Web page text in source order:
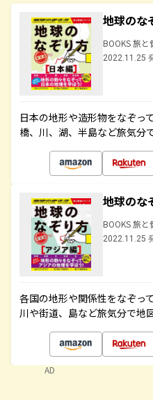
地球の
BOOKS 旅と
2022.11.25
日本の地形や造形物をなぞっ
橋、川、湖、半島など旅気分
地球の
BOOKS 旅と
2022.11.25
各国の地形や関係性をなぞっ
川や街道、島など旅気分で地
AD